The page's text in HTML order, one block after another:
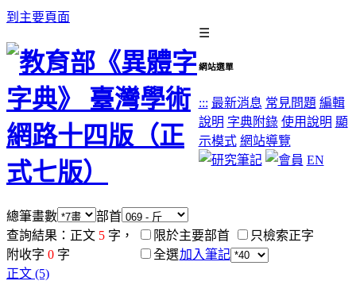
到主要頁面
☰
網站選單
::: 最新消息 常見問題 編輯
說明 字典附錄 使用說明 顯
示模式 網站導覽
EN
總筆畫數
部首
查詢結果：正文 5 字，
附收字 0 字
限於主要部首
只檢索正字
全選加入筆記
正文 (5)